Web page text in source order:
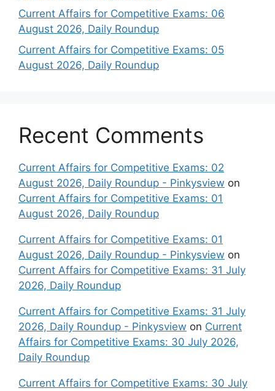
Current Affairs for Competitive Exams: 06
August 2026, Daily Roundup
Current Affairs for Competitive Exams: 05
August 2026, Daily Roundup
Recent Comments
Current Affairs for Competitive Exams: 02
August 2026, Daily Roundup - Pinkysview on
Current Affairs for Competitive Exams: 01
August 2026, Daily Roundup
Current Affairs for Competitive Exams: 01
August 2026, Daily Roundup - Pinkysview on
Current Affairs for Competitive Exams: 31 July
2026, Daily Roundup
Current Affairs for Competitive Exams: 31 July
2026, Daily Roundup - Pinkysview on Current
Affairs for Competitive Exams: 30 July 2026,
Daily Roundup
Current Affairs for Competitive Exams: 30 July